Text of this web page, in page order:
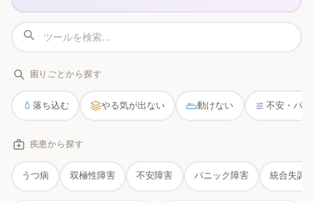
困りごとから探す
落ち込む やる気が出ない 動けない 不安・パ
疾患から探す
うつ病 双極性障害 不安障害 パニック障害 統合失調